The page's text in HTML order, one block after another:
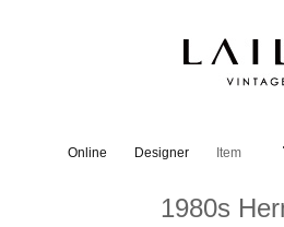
Online Designer Item
1980s